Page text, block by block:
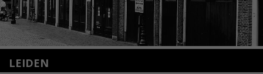
LEIDEN